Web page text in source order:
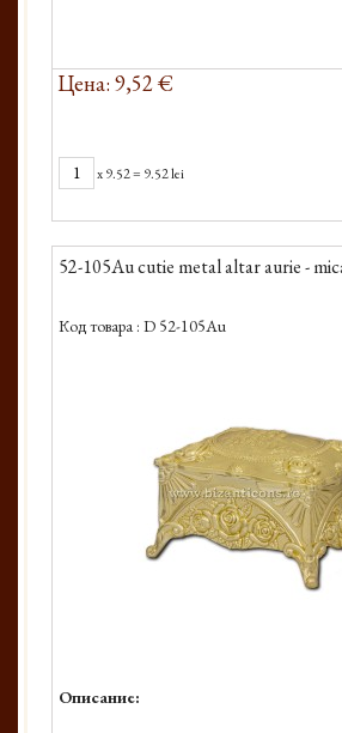
Цена: 9,52 €
x9.52= 9.52 lei
52-105Au cutie metal altar aurie -
Код товара : D 52-105Au
Описание: